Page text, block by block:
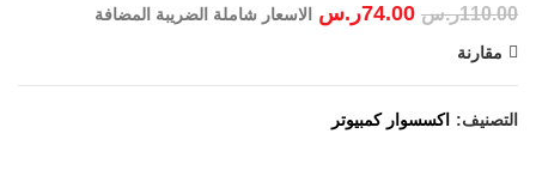
110.00ر.س 74.00ر.س
الاسعار شاملة الضريبة المضافة
مقارنة
التصنيف: اكسسوار كمبيوتر